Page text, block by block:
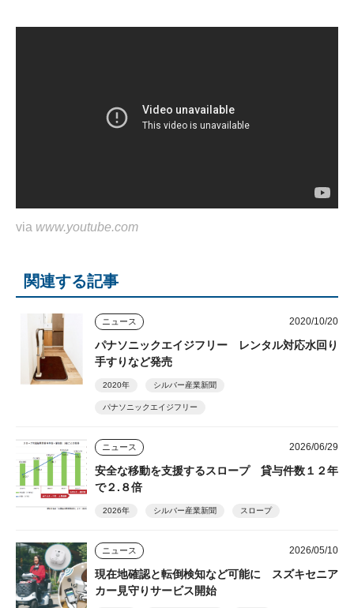
via www.youtube.com
関連する記事
ニュース 2020/10/20
パナソニックエイジフリー レンタル対応水回り
手すりなど発売
2020年 シルバー産業新聞
パナソニックエイジフリー
ニュース 2026/06/29
安全な移動を支援するスロープ 貸与件数１２年
で２.８倍
2026年 シルバー産業新聞 スロープ
ニュース 2026/05/10
現在地確認と転倒検知など可能に スズキセニア
カー見守りサービス開始